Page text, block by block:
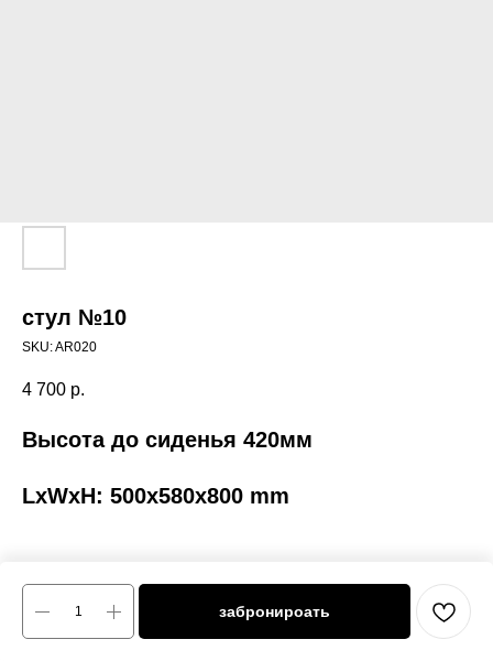
стул №10
SKU:AR020
4 700 р.
забронироать
Высота до сиденья 420мм
LxWxH: 500x580x800 mm